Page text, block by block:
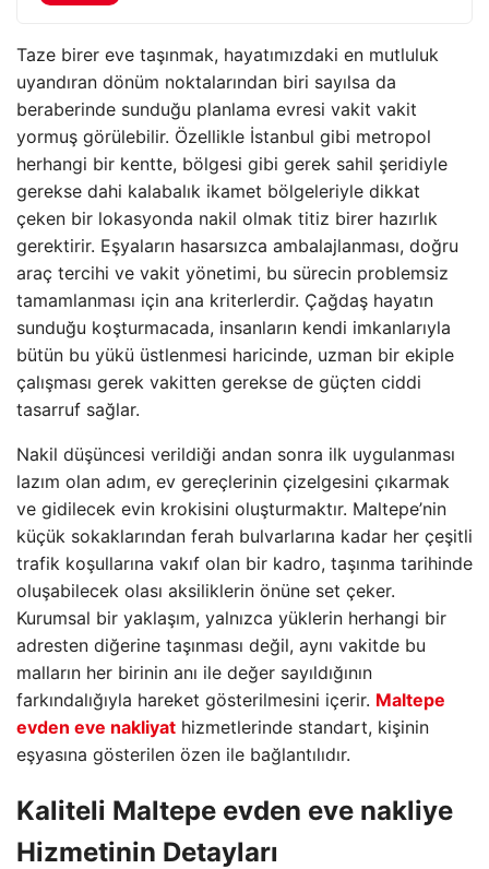
Taze birer eve taşınmak, hayatımızdaki en mutluluk
uyandıran dönüm noktalarından biri sayılsa da
beraberinde sunduğu planlama evresi vakit vakit
yormuş görülebilir. Özellikle İstanbul gibi metropol
herhangi bir kentte, bölgesi gibi gerek sahil şeridiyle
gerekse dahi kalabalık ikamet bölgeleriyle dikkat
çeken bir lokasyonda nakil olmak titiz birer hazırlık
gerektirir. Eşyaların hasarsızca ambalajlanması, doğru
araç tercihi ve vakit yönetimi, bu sürecin problemsiz
tamamlanması için ana kriterlerdir. Çağdaş hayatın
sunduğu koşturmacada, insanların kendi imkanlarıyla
bütün bu yükü üstlenmesi haricinde, uzman bir ekiple
çalışması gerek vakitten gerekse de güçten ciddi
tasarruf sağlar.
Nakil düşüncesi verildiği andan sonra ilk uygulanması
lazım olan adım, ev gereçlerinin çizelgesini çıkarmak
ve gidilecek evin krokisini oluşturmaktır. Maltepe’nin
küçük sokaklarından ferah bulvarlarına kadar her çeşitli
trafik koşullarına vakıf olan bir kadro, taşınma tarihinde
oluşabilecek olası aksiliklerin önüne set çeker.
Kurumsal bir yaklaşım, yalnızca yüklerin herhangi bir
adresten diğerine taşınması değil, aynı vakitde bu
malların her birinin anı ile değer sayıldığının
farkındalığıyla hareket gösterilmesini içerir. Maltepe
evden eve nakliyat hizmetlerinde standart, kişinin
eşyasına gösterilen özen ile bağlantılıdır.
Kaliteli Maltepe evden eve nakliye
Hizmetinin Detayları